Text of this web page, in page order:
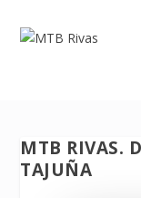
MTB RIVAS.
TAJUÑA